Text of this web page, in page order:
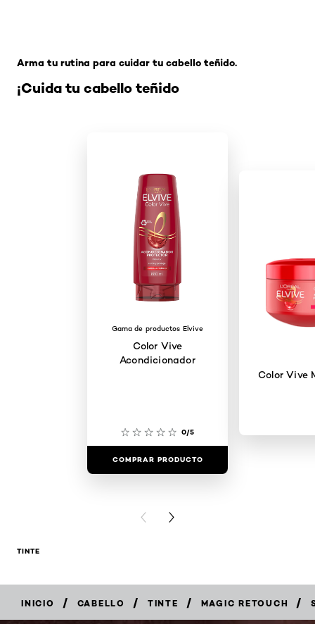
¡Cuida tu cabello teñido
Arma tu rutina para cuidar tu cabello teñido.
Gama de productos Elvive
Color Vive
Acondicionador
0/5
COMPRAR PRODUCTO
Color Vive
PREVIOUS CARD
NEXT CARD
TINTE
INICIO / CABELLO / TINTE / MAGIC RETOUCH /